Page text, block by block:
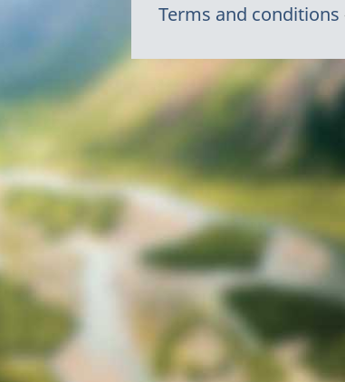
Terms and conditions